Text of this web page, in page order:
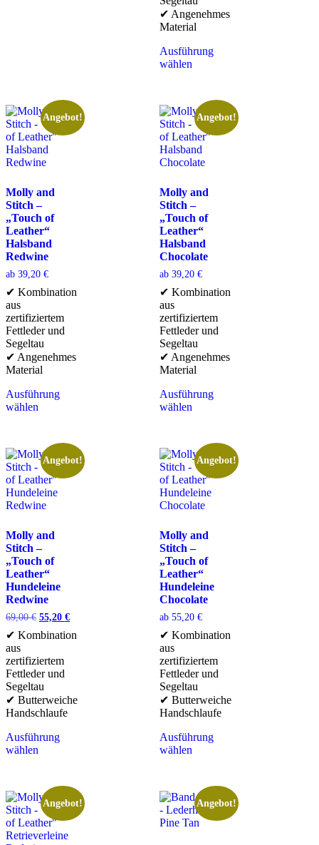
✔ Angenehmes
Material
Ausführung
wählen
Angebot!
Molly and
Stitch –
„Touch of
Leather“
Halsband
Redwine
ab 39,20 €
✔ Kombination
aus
zertifiziertem
Fettleder und
Segeltau
✔ Angenehmes
Material
Ausführung
wählen
Angebot!
Molly and
Stitch –
„Touch of
Leather“
Halsband
Chocolate
ab 39,20 €
✔ Kombination
aus
zertifiziertem
Fettleder und
Segeltau
✔ Angenehmes
Material
Ausführung
wählen
Angebot!
Molly and
Stitch –
„Touch of
Leather“
Hundeleine
Redwine
69,00€ 55,20 €
✔ Kombination
aus
zertifiziertem
Fettleder und
Segeltau
✔ Butterweiche
Handschlaufe
Ausführung
wählen
Angebot!
Molly and
Stitch –
„Touch of
Leather“
Hundeleine
Chocolate
ab 55,20 €
✔ Kombination
aus
zertifiziertem
Fettleder und
Segeltau
✔ Butterweiche
Handschlaufe
Ausführung
wählen
Angebot! Angebot!